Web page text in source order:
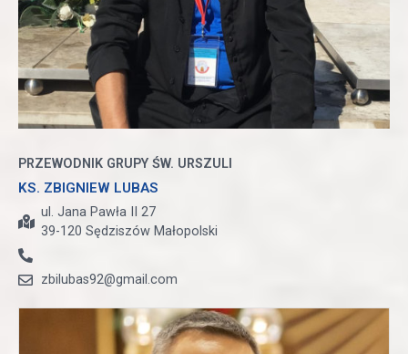
PRZEWODNIK GRUPY ŚW. URSZULI
KS. ZBIGNIEW LUBAS
ul. Jana Pawła II 27
39-120 Sędziszów Małopolski
zbilubas92@gmail.com